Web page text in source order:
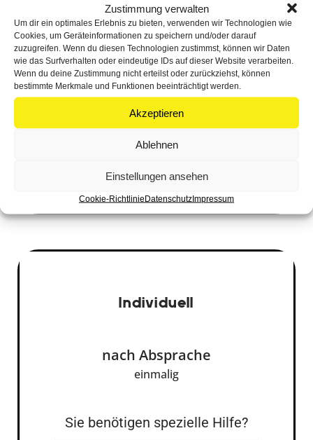
Zustimmung verwalten
Um dir ein optimales Erlebnis zu bieten, verwenden wir Technologien wie
Cookies, um Geräteinformationen zu speichern und/oder darauf
zuzugreifen. Wenn du diesen Technologien zustimmst, können wir Daten
wie das Surfverhalten oder eindeutige IDs auf dieser Website verarbeiten.
Wenn du deine Zustimmung nicht erteilst oder zurückziehst, können
bestimmte Merkmale und Funktionen beeinträchtigt werden.
Akzeptieren
Ablehnen
Einstellungen ansehen
Cookie-RichtlinieDatenschutzImpressum
Notfallhilfe (innerhalb 12h)
Speed-Optimierung
Cookie-Check
Mindestlaufzeit: 3 Monate danach monatlich kündbar
Individuell
nach Absprache
einmalig
Sie benötigen spezielle Hilfe?